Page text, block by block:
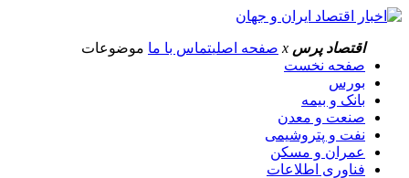
اقتصاد پرس x صفحه اصلیتماس با ما موضوعات
صفحه نخست
بورس
بانک و بیمه
صنعت و معدن
نفت و پتروشیمی
عمران و مسکن
فناوری اطلاعات